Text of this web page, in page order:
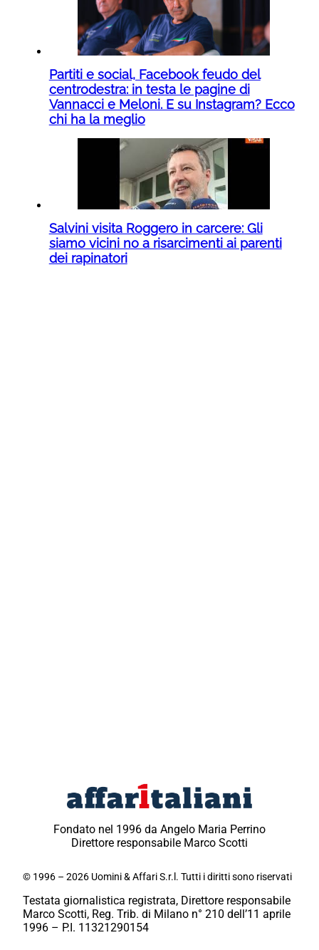
Partiti e social, Facebook feudo del
centrodestra: in testa le pagine di
Vannacci e Meloni. E su Instagram? Ecco
chi ha la meglio
Salvini visita Roggero in carcere: Gli
siamo vicini no a risarcimenti ai parenti
dei rapinatori
Fondato nel 1996 da Angelo Maria Perrino
Direttore responsabile Marco Scotti
© 1996 – 2026 Uomini & Affari S.r.l. Tutti i diritti sono riservati
Testata giornalistica registrata, Direttore responsabile
Marco Scotti, Reg. Trib. di Milano n° 210 dell’11 aprile
1996 – P.I. 11321290154